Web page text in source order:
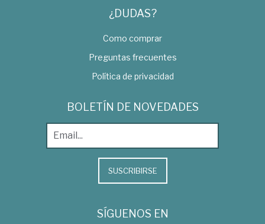
¿DUDAS?
Como comprar
Preguntas frecuentes
Política de privacidad
BOLETÍN DE NOVEDADES
SUSCRIBIRSE
SÍGUENOS EN